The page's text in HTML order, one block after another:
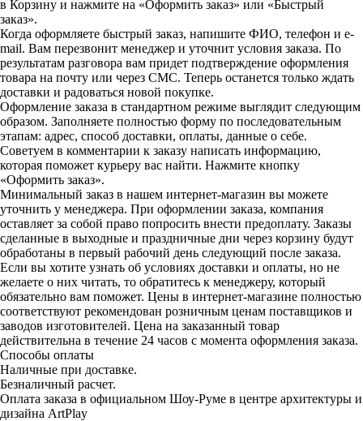
в Корзину и нажмите на «Оформить заказ» или «Быстрый
заказ».
Когда оформляете быстрый заказ, напишите ФИО, телефон и e-
mail. Вам перезвонит менеджер и уточнит условия заказа. По
результатам разговора вам придет подтверждение оформления
товара на почту или через СМС. Теперь останется только ждать
доставки и радоваться новой покупке.
Оформление заказа в стандартном режиме выглядит следующим
образом. Заполняете полностью форму по последовательным
этапам: адрес, способ доставки, оплаты, данные о себе.
Советуем в комментарии к заказу написать информацию,
которая поможет курьеру вас найти. Нажмите кнопку
«Оформить заказ».
Минимальный заказ в нашем интернет-магазин вы можете
уточнить у менеджера. При оформлении заказа, компания
оставляет за собой право попросить внести предоплату. Заказы
сделанные в выходные и праздничные дни через корзину будут
обработаны в первый рабочий день следующий после заказа.
Если вы хотите узнать об условиях доставки и оплаты, но не
желаете о них читать, то обратитесь к менеджеру, который
обязательно вам поможет. Цены в интернет-магазине полностью
соответствуют рекомендован розничным ценам поставщиков и
заводов изготовителей. Цена на заказанный товар
действительна в течение 24 часов с момента оформления заказа.
Способы оплаты
Наличные при доставке.
Безналичный расчет.
Оплата заказа в официальном Шоу-Руме в центре архитектуры и
дизайна ArtPlay